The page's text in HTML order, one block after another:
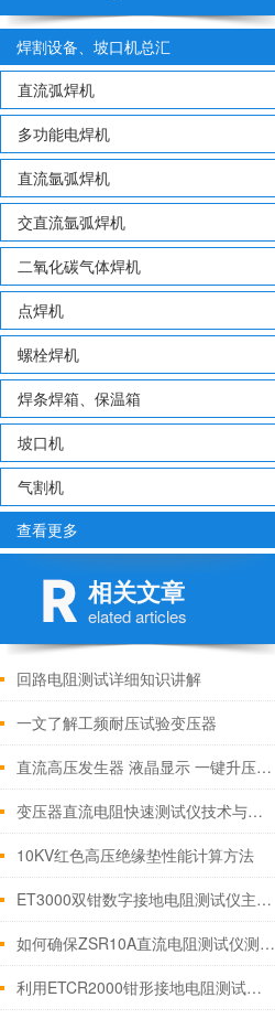
焊割设备、坡口机总汇
直流弧焊机
多功能电焊机
直流氩弧焊机
交直流氩弧焊机
二氧化碳气体焊机
点焊机
螺栓焊机
焊条焊箱、保温箱
坡口机
气割机
查看更多
相关文章
elated articles
回路电阻测试详细知识讲解
一文了解工频耐压试验变压器
直流高压发生器 液晶显示 一键升压60KV
变压器直流电阻快速测试仪技术与使用方法
10KV红色高压绝缘垫性能计算方法
ET3000双钳数字接地电阻测试仪主要特点测量原理及使用方法
如何确保ZSR10A直流电阻测试仪测量的的准确值和稳定性？
利用ETCR2000钳形接地电阻测试仪测量线路杆塔接地